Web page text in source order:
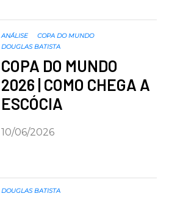
ANÁLISE
COPA DO MUNDO
DOUGLAS BATISTA
COPA DO MUNDO
2026 | COMO CHEGA A
ESCÓCIA
10/06/2026
DOUGLAS BATISTA